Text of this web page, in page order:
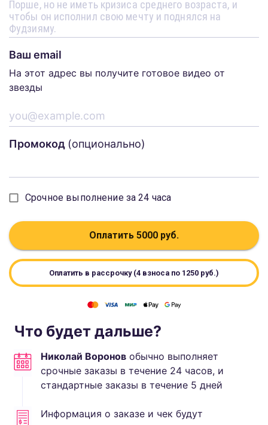
Ваш email
На этот адрес вы получите готовое видео от
звезды
Промокод (опционально)
Срочное выполнение за 24 часа
Оплатить 5000 руб.
Оплатить в рассрочку (4 взноса по 1250 руб.)
Что будет дальше?
Николай Воронов обычно выполняет
срочные заказы в течение 24 часов, и
стандартные заказы в течение 5 дней
Информация о заказе и чек будут